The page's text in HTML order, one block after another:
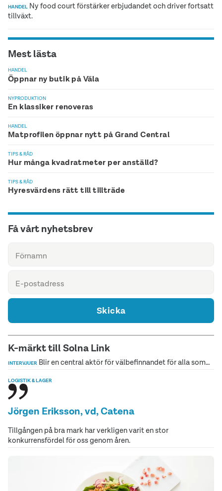
HANDEL Ny food court förstärker erbjudandet och driver fortsatt
tillväxt.
Mest lästa
HANDEL
Öppnar ny butik på Väla
NYPRODUKTION
En klassiker renoveras
HANDEL
Matprofilen öppnar nytt på Grand Central
TIPS & RÅD
Hur många kvadratmeter per anställd?
TIPS & RÅD
Hyresvärdens rätt till tillträde
Få vårt nyhetsbrev
Skicka
K-märkt till Solna Link
INTERVJUER Blir en central aktör för välbefinnandet för alla som…
LOGISTIK & LAGER
Jörgen Eriksson, vd, Catena
Tillgången på bra mark har verkligen varit en stor
konkurrensfördel för oss genom åren.